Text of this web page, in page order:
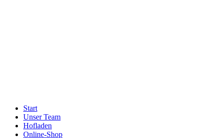
Start
Unser Team
Hofladen
Online-Shop